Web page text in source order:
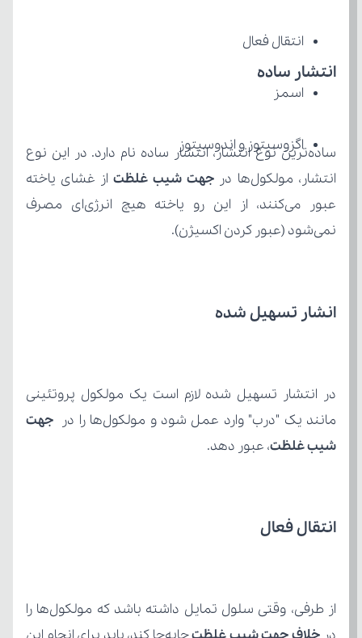
انتقال فعال
اسمز
اگزوسیتوز و اندوسیتوز
انتشار ساده
انتشار، مولکول‌ها در جهت شیب غلظت
نمی‌شود (عبور کردن اکسیژن).
انشار تسهیل شده
مانند یک "درب" وارد عمل شود و مولکول‌ها را در
شیب غلظت، عبور دهد.
انتقال فعال